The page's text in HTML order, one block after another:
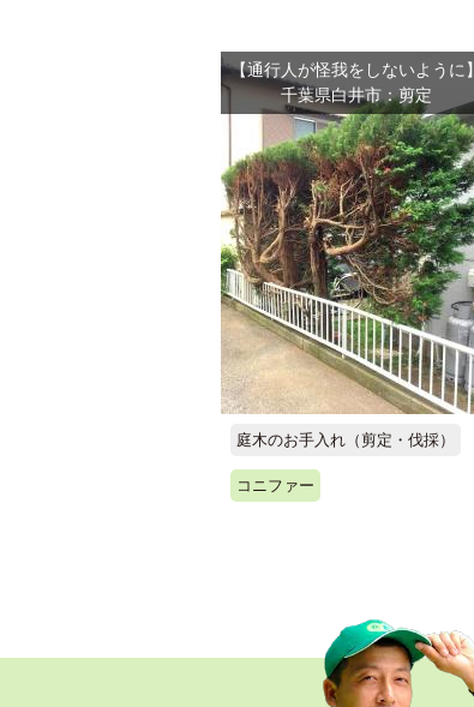
【通行人が怪我をしないように】
千葉県白井市：剪定
庭木のお手入れ（剪定・伐採）
コニファー